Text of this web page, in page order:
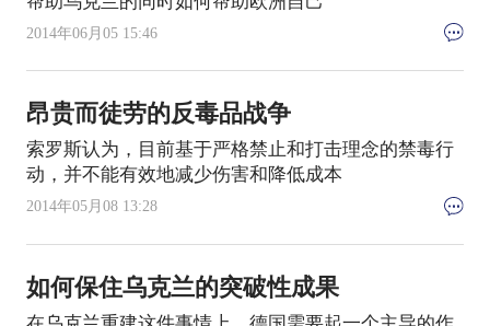
2014年06月05 15:46
昂贵而徒劳的反毒品战争
索罗斯认为，目前基于严格禁止和打击理念的禁毒行
动，并不能有效地减少伤害和降低成本
2014年05月08 13:28
如何保住乌克兰的突破性成果